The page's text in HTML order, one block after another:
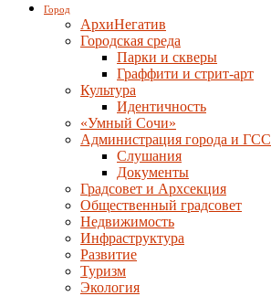
Город
АрхиНегатив
Городская среда
Парки и скверы
Граффити и стрит-арт
Культура
Идентичность
«Умный Сочи»
Администрация города и ГСС
Слушания
Документы
Градсовет и Архсекция
Общественный градсовет
Недвижимость
Инфраструктура
Развитие
Туризм
Экология